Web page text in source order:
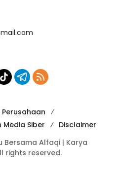
Perusahaan
Media Siber
Disclaimer
Bersama Alfaqi | Karya
rights reserved.